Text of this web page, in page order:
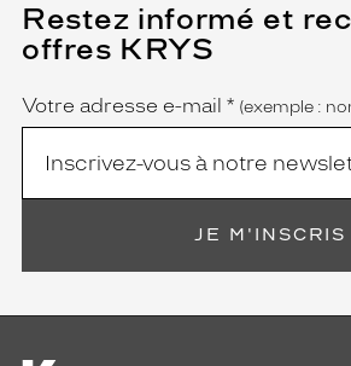
Restez informé et
offres KRYS
Name
Votre adresse e-mail *
(Ce
champ
est
obligatoire)
(exemple :
JE M'INSCRIS